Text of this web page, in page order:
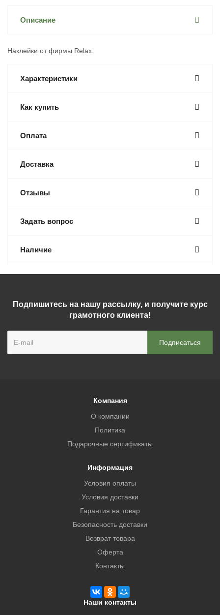
Описание
Наклейки от фирмы Relax.
Характеристики
Как купить
Оплата
Доставка
Отзывы
Задать вопрос
Наличие
Подпишитесь на нашу рассылку, и получите курс
грамотного клиента!
Компания
О компании
Политика
Подарочные сертификаты
Информация
Условия оплаты
Условия доставки
Гарантия на товар
Безопасность доставки
Возврат товара
Оферта
Контакты
Наши контакты